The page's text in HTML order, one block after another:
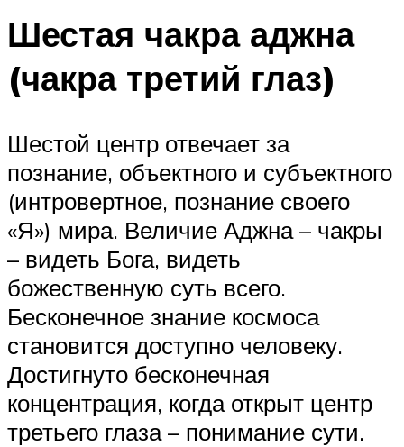
Шестая чакра аджна
(чакра третий глаз)
Шестой центр отвечает за
познание, объектного и субъектного
(интровертное, познание своего
«Я») мира. Величие Аджна – чакры
– видеть Бога, видеть
божественную суть всего.
Бесконечное знание космоса
становится доступно человеку.
Достигнуто бесконечная
концентрация, когда открыт центр
третьего глаза – понимание сути.